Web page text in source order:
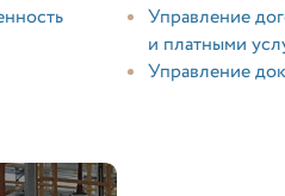
Управление
и платными
Управление